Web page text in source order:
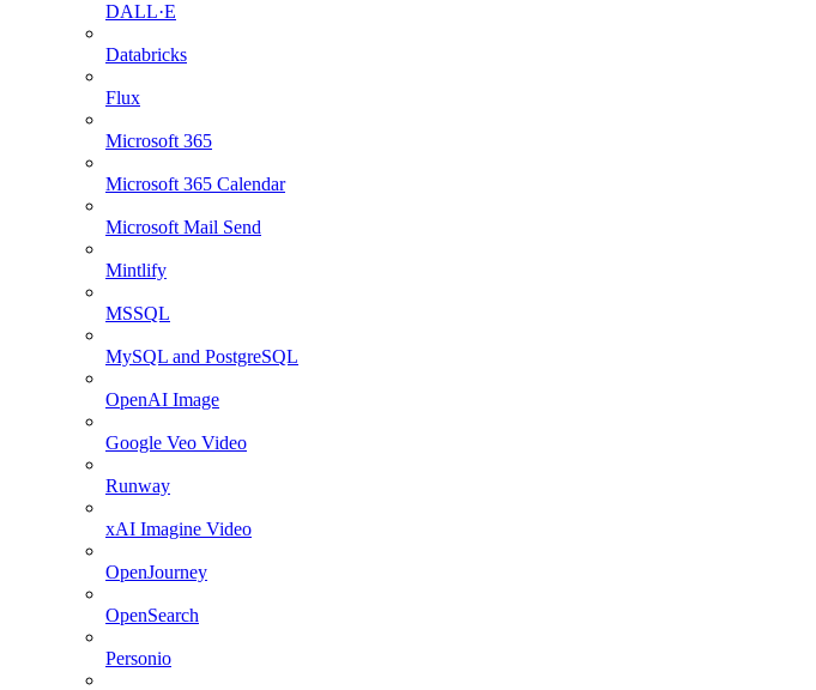
DALL·E
Databricks
Flux
Microsoft 365
Microsoft 365 Calendar
Microsoft Mail Send
Mintlify
MSSQL
MySQL and PostgreSQL
OpenAI Image
Google Veo Video
Runway
xAI Imagine Video
OpenJourney
OpenSearch
Personio